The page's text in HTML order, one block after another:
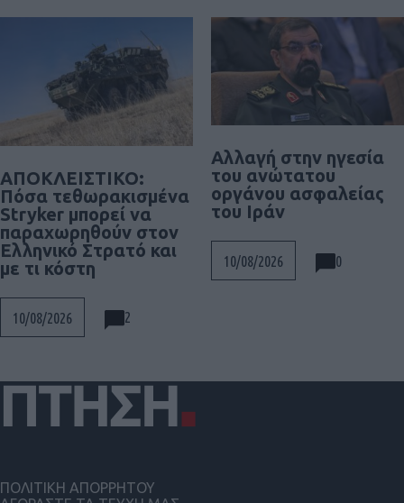
ΑΠΟΚΛΕΙΣΤΙΚΟ:
Πόσα τεθωρακισμένα
Stryker μπορεί να
παραχωρηθούν στον
Ελληνικό Στρατό και
με τι κόστη
10/08/2026 2
Αλλαγή στην ηγεσία
του ανώτατου
οργάνου ασφαλείας
του Ιράν
10/08/2026 0
ΠΟΛΙΤΙΚΗ ΑΠΟΡΡΗΤΟΥ